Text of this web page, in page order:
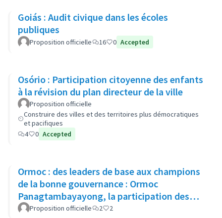
Goiás : Audit civique dans les écoles
publiques
Proposition officielle 16 0 Accepted
Osório : Participation citoyenne des enfants
à la révision du plan directeur de la ville
Proposition officielle
Construire des villes et des territoires plus démocratiques
et pacifiques
4
0 Accepted
Ormoc : des leaders de base aux champions
de la bonne gouvernance : Ormoc
Panagtambayayong, la participation des
citoyens comme acteurs du changement
Proposition officielle 2 2